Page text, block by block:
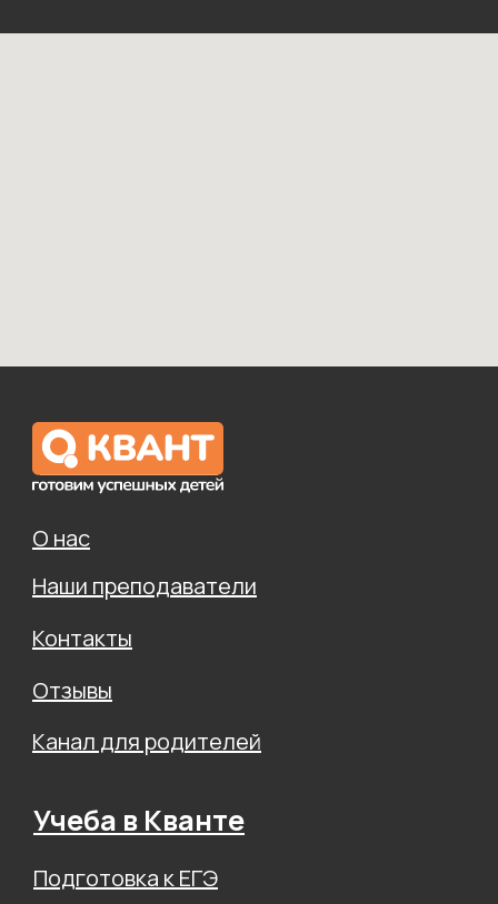
О нас
Наши преподаватели
Контакты
Отзывы
Канал для родителей
Подготовка к ЕГЭ
Учеба в Кванте